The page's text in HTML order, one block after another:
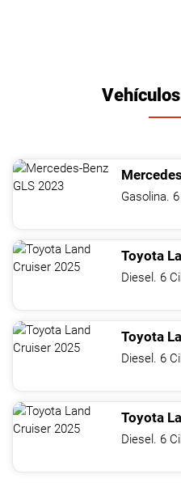
Gasolina. 6
Toyota
Diesel. 6
Toyota
Diesel. 6
Toyota
Diesel. 6